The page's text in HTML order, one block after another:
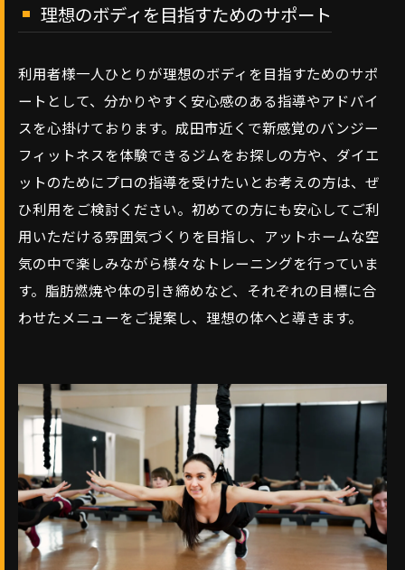
理想のボディを目指すためのサポート
利用者様一人ひとりが理想のボディを目指すためのサポ
ートとして、分かりやすく安心感のある指導やアドバイ
スを心掛けております。成田市近くで新感覚のバンジー
フィットネスを体験できるジムをお探しの方や、ダイエ
ットのためにプロの指導を受けたいとお考えの方は、ぜ
ひ利用をご検討ください。初めての方にも安心してご利
用いただける雰囲気づくりを目指し、アットホームな空
気の中で楽しみながら様々なトレーニングを行っていま
す。脂肪燃焼や体の引き締めなど、それぞれの目標に合
わせたメニューをご提案し、理想の体へと導きます。